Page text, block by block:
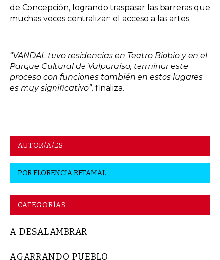
de Concepción, logrando traspasar las barreras que
muchas veces centralizan el acceso a las artes.
“VANDAL tuvo residencias en Teatro Biobío y en el
Parque Cultural de Valparaíso, terminar este
proceso con funciones también en estos lugares
es muy significativo”, finaliza.
AUTOR/A/ES
PORFLORENCIA RETAMAL
CATEGORÍAS
A DESALAMBRAR
AGARRANDO PUEBLO